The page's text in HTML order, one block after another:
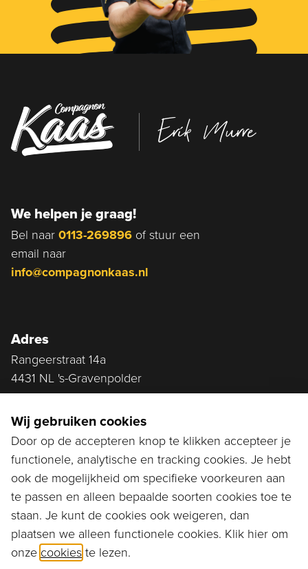
Erik Murre
We helpen je graag!
Bel naar 0113-269896 of stuur een
email naar
info@compagnonkaas.nl
Adres
Rangeerstraat 14a
4431 NL 's-Gravenpolder
Ga naar...
Bestellen
Diensten
Assortiment
Wij gebruiken cookies
Door op de accepteren knop te klikken accepteer je
functionele, analytische en tracking cookies. Je hebt
ook de mogelijkheid om specifieke voorkeuren aan
te passen en alleen bepaalde soorten cookies toe te
staan. Je kunt de cookies ook weigeren, dan
plaatsen we alleen functionele cookies. Klik hier om
onze cookies te lezen.